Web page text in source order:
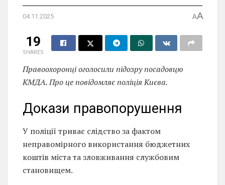
04.11.2025 AA
19
SHARES
Правоохоронці оголосили підозру посадовцю
КМДА. Про це повідомляє поліція Києва.
Докази правопорушення
У поліції триває слідство за фактом
неправомірного використання бюджетних
коштів міста та зловживання службовим
становищем.